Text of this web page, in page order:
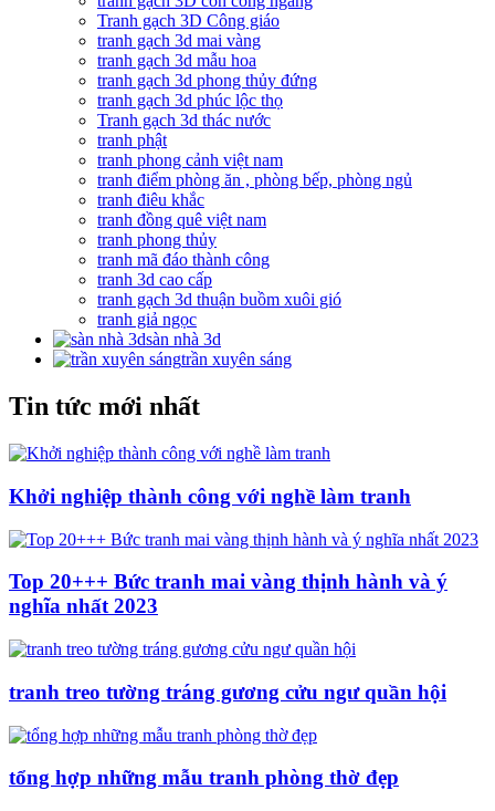
Tranh gạch 3D Công giáo
tranh gạch 3d mai vàng
tranh gạch 3d mẫu hoa
tranh gạch 3d phong thủy đứng
tranh gạch 3d phúc lộc thọ
Tranh gạch 3d thác nước
tranh phật
tranh phong cảnh việt nam
tranh điểm phòng ăn , phòng bếp, phòng ngủ
tranh điêu khắc
tranh đồng quê việt nam
tranh phong thủy
tranh mã đáo thành công
tranh 3d cao cấp
tranh gạch 3d thuận buồm xuôi gió
tranh giả ngọc
sàn nhà 3d
trần xuyên sáng
Tin tức mới nhất
Khởi nghiệp thành công với nghề làm tranh
Top 20+++ Bức tranh mai vàng thịnh hành và ý
nghĩa nhất 2023
tranh treo tường tráng gương cửu ngư quần hội
tổng hợp những mẫu tranh phòng thờ đẹp